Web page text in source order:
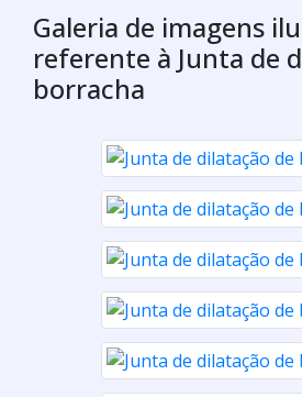
Galeria de imagens
referente à Junta de
borracha